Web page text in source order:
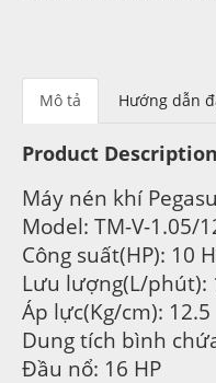
Mô tả Hướng dẫn
Product Description
Máy nén khí
Model: TM-V-1.05/
Công suất(HP): 10
Lưu lượng(L/phút):
Áp lực(Kg/cm): 12.5
Dung tích bình
Đầu nổ: 16 HP